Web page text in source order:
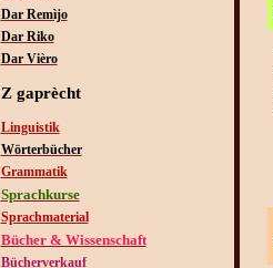
Dar Remìjo
Dar Riko
Dar Vièro
Z gaprècht
Linguistik
Wörterbücher
Grammatik
Sprachkurse
Sprachmaterial
Bücher & Wissenschaft
Bücherverkauf